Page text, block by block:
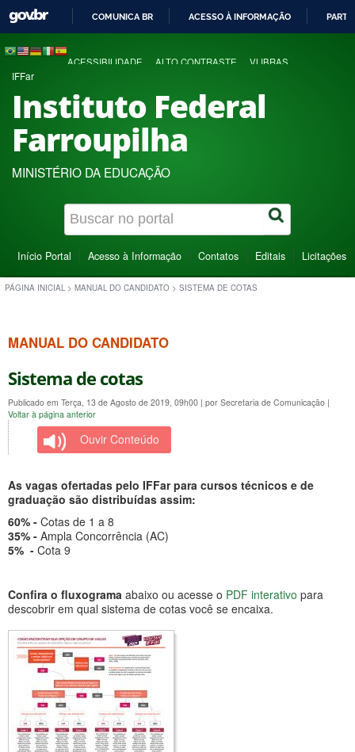
COMUNICA BR ACESSO À INFORMAÇÃO
ACESSIBILIDADE ALTO CONTRASTE VLIBRAS
IFFar
Instituto Federal
Farroupilha
MINISTÉRIO DA EDUCAÇÃO
Início Portal Acesso à Informação Contatos Editais Licitações
PÁGINA INICIAL > MANUAL DO CANDIDATO > SISTEMA DE COTAS
MANUAL DO CANDIDATO
Sistema de cotas
Publicado em Terça, 13 de Agosto de 2019, 09h00 | por Secretaria de Comunicação |
Voltar à página anterior
Ouvir Conteúdo
As vagas ofertadas pelo IFFar para cursos técnicos e de
graduação são distribuídas assim:
60% - Cotas de 1 a 8
35% - Ampla Concorrência (AC)
5% - Cota 9
Confira o fluxograma abaixo ou acesse o PDF interativo para
descobrir em qual sistema de cotas você se encaixa.